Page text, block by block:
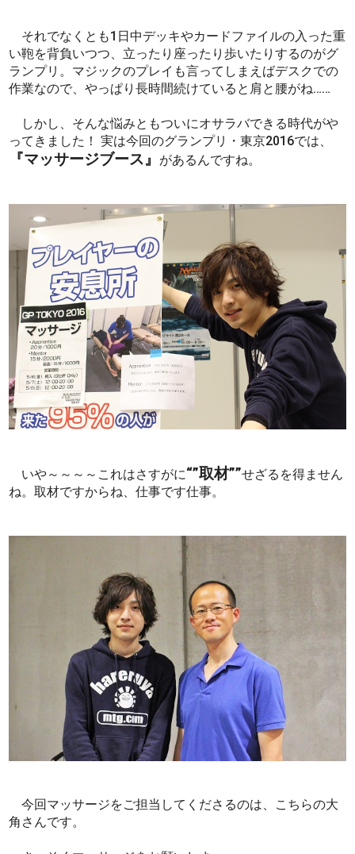
それでなくとも1日中デッキやカードファイルの入った重
い鞄を背負いつつ、立ったり座ったり歩いたりするのがグ
ランプリ。マジックのプレイも言ってしまえばデスクでの
作業なので、やっぱり長時間続けていると肩と腰がね……
しかし、そんな悩みともついにオサラバできる時代がや
ってきました！ 実は今回のグランプリ・東京2016では、
『マッサージブース』 があるんですね。
いや～～～～これはさすがに“”取材””せざるを得ません
ね。取材ですからね、仕事です仕事。
今回マッサージをご担当してくださるのは、こちらの大
角さんです。